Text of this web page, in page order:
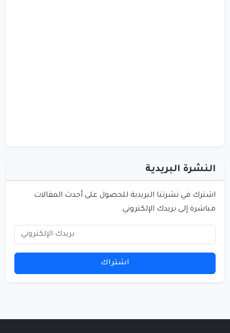
النشرة البريدية
اشترك في نشرتنا البريدية للحصول على أحدث المقالات
مباشرة إلى بريدك الإلكتروني.
اشتراك